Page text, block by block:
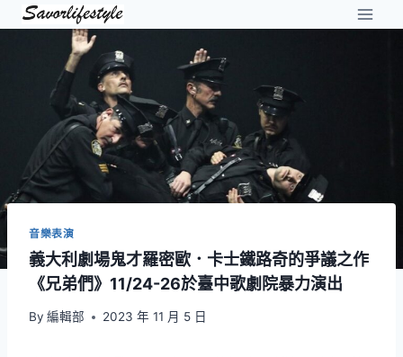
Skip
音樂表演
義大利劇場鬼才羅密歐．卡士鐵路奇的爭議之作
《兄弟們》11/24-26於臺中歌劇院暴力演出
By 編輯部 2023 年 11 月 5 日